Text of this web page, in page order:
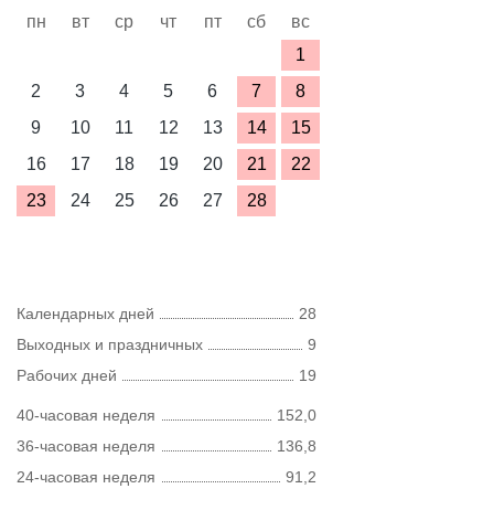
пн вт ср чт пт сб
вс
1
2
3 4 5 6 7
8
9
10 11 12 13 14
15
16
17 18 19 20 21
22
23
24 25 26 27 28
Календарных дней
28
Выходных и праздничных
9
Рабочих дней
19
40-часовая неделя
152,0
36-часовая неделя
136,8
24-часовая неделя
91,2